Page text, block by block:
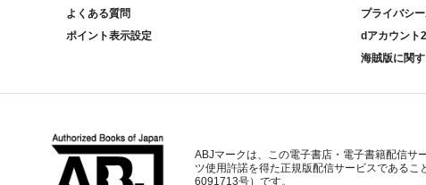
よくある質問
ポイント表示設定
プライバシ
dアカウント
海賊版に関
ABJマークは、この電子書店・電子書籍配信サ
ツ使用許諾を得た正規版配信サービスであるこ
6091713号）です。